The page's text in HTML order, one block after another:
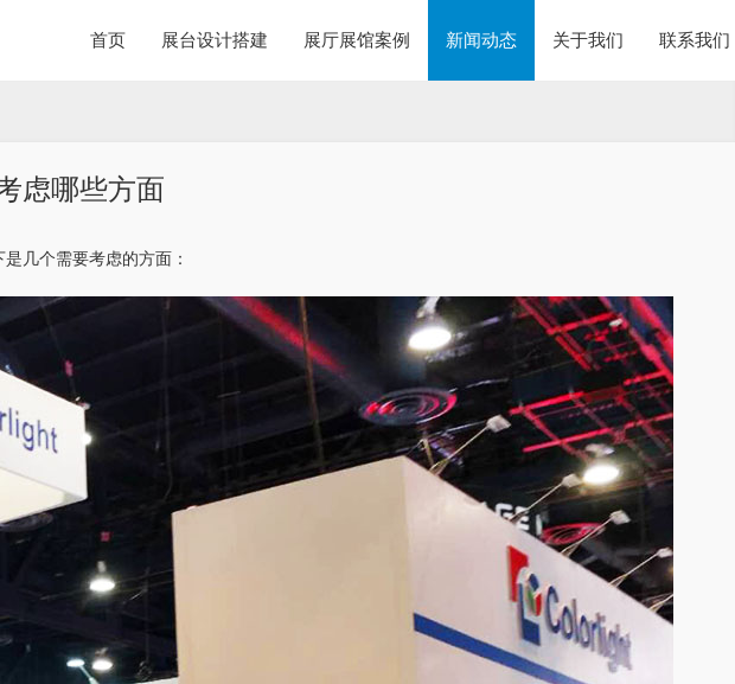
首页 展台设计搭建 展厅展馆案例 新闻动态 关于我们 联系我们
虑哪些方面
几个需要考虑的方面：